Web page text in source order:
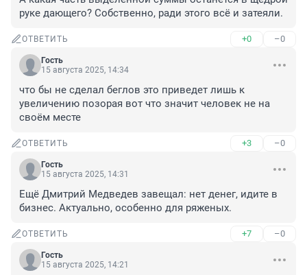
руке дающего? Собственно, ради этого всё и затеяли.
ОТВЕТИТЬ +0 –0
Гость
15 августа 2025, 14:34
что бы не сделал беглов это приведет лишь к
увеличению позорая вот что значит человек не на
своём месте
ОТВЕТИТЬ +3 –0
Гость
15 августа 2025, 14:31
Ещё Дмитрий Медведев завещал: нет денег, идите в
бизнес. Актуально, особенно для ряженых.
ОТВЕТИТЬ +7 –0
Гость
15 августа 2025, 14:21